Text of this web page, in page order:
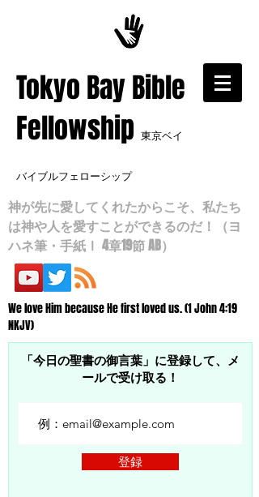
​Tokyo Bay Bible
Fellowship 東京ベイ
バイブルフェローシップ
神が先に愛してくれたからこそ、私たち
は神や人を愛すことができるのだ！（ヨ
ハネ筆・手紙Ⅰ 4章19節 AB）
We love Him because He first loved us. (1 John 4:19
NKJV)
「今日の聖書の御言葉」に登録して、メ
ールで受け取る！
登録